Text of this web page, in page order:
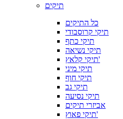
תיקים
כל התיקים
תיקי קרוסבודי
תיקי כתף
תיקי נשיאה
תיקי קלאץ'
תיקי מיני
תיקי חוף
תיקי גב
תיקי נסיעה
אביזרי תיקים
תיקי פאוץ'